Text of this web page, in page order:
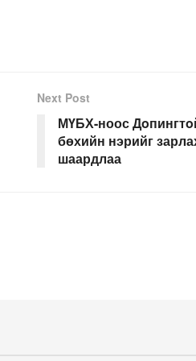
Next Post
МҮБХ-ноос
бөхийн нэрийг
шаардлаа